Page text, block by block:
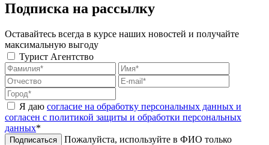
Подписка на рассылку
Оставайтесь всегда в курсе наших новостей и получайте
максимальную выгоду
Турист Агентство
Я даю согласие на обработку персональных данных и
согласен с политикой защиты и обработки персональных
данных*
Подписаться
Пожалуйста, используйте в ФИО только